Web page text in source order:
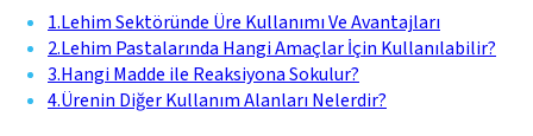
1.Lehim Sektöründe Üre Kullanımı Ve Avantajları
2.Lehim Pastalarında Hangi Amaçlar İçin Kullanılabilir?
3.Hangi Madde ile Reaksiyona Sokulur?
4.Ürenin Diğer Kullanım Alanları Nelerdir?